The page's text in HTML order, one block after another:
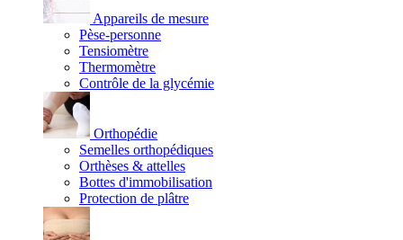
Appareils de mesure
Pèse-personne
Tensiomètre
Thermomètre
Contrôle de la glycémie
Orthopédie
Semelles orthopédiques
Orthèses & attelles
Bottes d'immobilisation
Protection de plâtre